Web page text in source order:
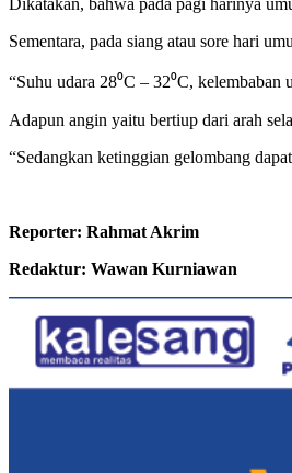
Sementara, pada siang atau sore hari
“Suhu udara 28⁰C – 32⁰C,
Adapun angin yaitu bertiup dari arah
“Sedangkan ketinggian gelombang
Reporter: Rahmat Akrim
Redaktur: Wawan Kurniawan